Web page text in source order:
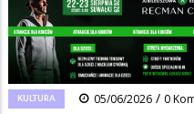
Ścieżka
nawigacyjna
Suwalskie frajdy Andrzeja
Facebook
KULTURA 05/06/2026 / 0